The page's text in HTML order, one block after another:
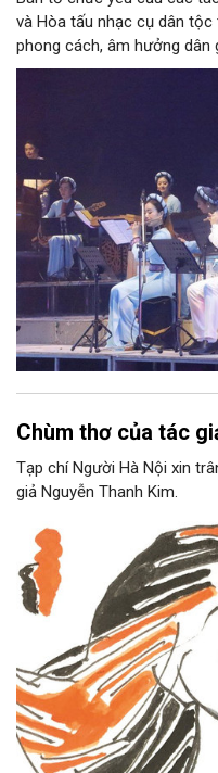
và Hòa tấu nhạc cụ dân
phong cách, âm hưởng
phối khí mới trên nền tảng
Nam, đồng thời phải được
Chùm thơ của tác
Tạp chí Người Hà Nội xin
giả Nguyễn Thanh Kim.